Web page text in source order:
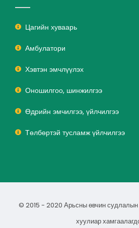
Цагийн хуваарь
Амбулатори
Хэвтэн эмчлүүлэх
Оношилгоо, шинжилгээ
Өдрийн эмчилгээ, үйлчилгээ
Төлбөртэй тусламж үйлчилгээ
© 2015 - 2020 Арьсны өвчин судлалын
хуулиар